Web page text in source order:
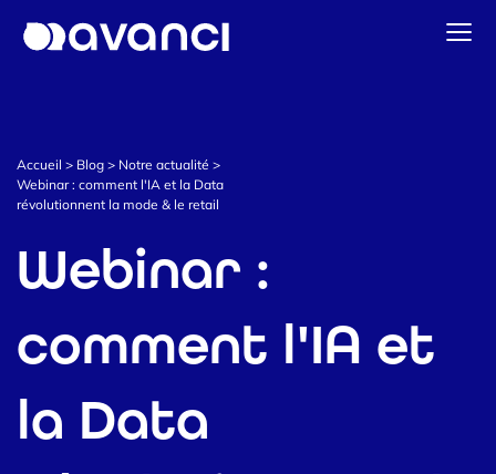
Stratégie & Activation CRM
Notre actualité
Accueil > Blog > Notre actualité >
Webinar : comment l'IA et la Data
révolutionnent la mode & le retail
Webinar :
comment l'IA et
la Data